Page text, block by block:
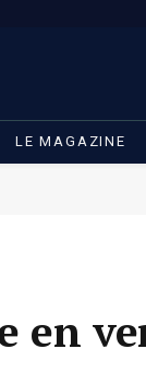
LE MAGAZINE
en